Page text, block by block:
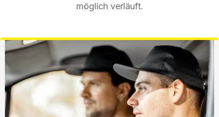
möglich verläuft.